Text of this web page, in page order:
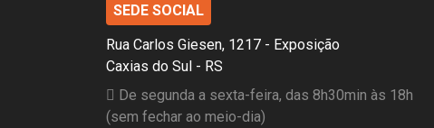
SEDE SOCIAL
Rua Carlos Giesen, 1217 - Exposição
Caxias do Sul - RS
De segunda a sexta-feira, das 8h30min às 18h
(sem fechar ao meio-dia)